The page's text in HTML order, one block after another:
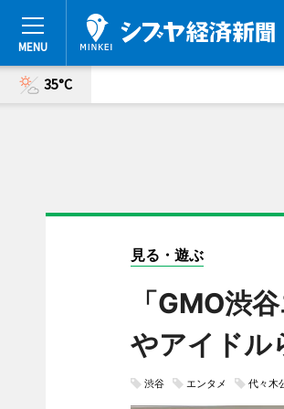
35°C
見る・遊ぶ
「GMO渋
やアイドル
渋谷 エンタメ 代々木